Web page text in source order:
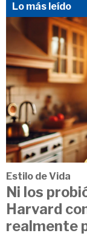
Lo más leído
Estilo de Vida
Ni los
Harvard
realmente